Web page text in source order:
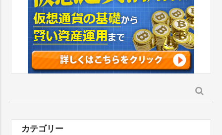
索:
カテゴリー